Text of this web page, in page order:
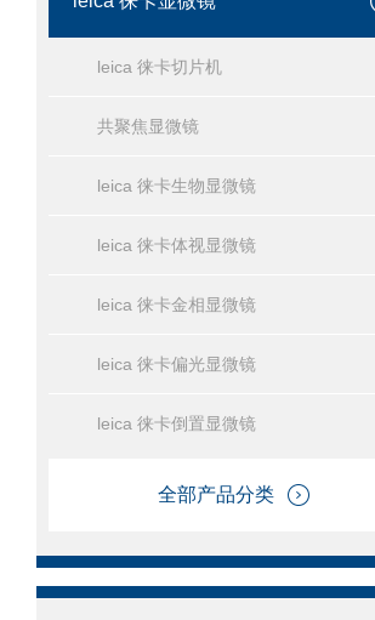
leica 徕卡切片机
共聚焦显微镜
leica 徕卡生物显微镜
leica 徕卡体视显微镜
leica 徕卡金相显微镜
leica 徕卡偏光显微镜
leica 徕卡倒置显微镜
全部产品分类